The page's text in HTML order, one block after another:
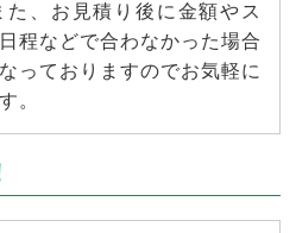
、お見積り後に金額やス
程などで合わなかった場合
っておりますのでお気軽に
。